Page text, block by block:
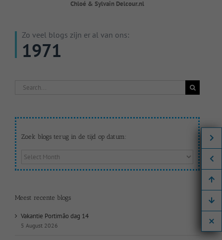
Chloé & Sylvain Delcour.nl
Zo veel blogs zijn er al van ons:
1971
Search
Zoek blogs terug in de tijd op datum:
Zoek
op
datum:
Meest recente blogs
Vakantie Portimão dag 14
5 August 2026